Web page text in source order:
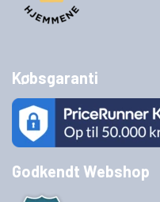
Købsgaranti
Godkendt Webshop